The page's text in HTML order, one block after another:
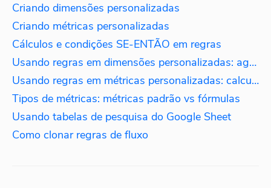
Criando dimensões personalizadas
Criando métricas personalizadas
Cálculos e condições SE-ENTÃO em regras
Usando regras em dimensões personalizadas: agregando dados por idioma
Usando regras em métricas personalizadas: calculando impostos
Tipos de métricas: métricas padrão vs fórmulas
Usando tabelas de pesquisa do Google Sheet
Como clonar regras de fluxo